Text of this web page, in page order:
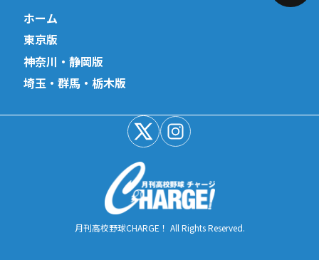
ホーム
東京版
神奈川・静岡版
埼玉・群馬・栃木版
月刊高校野球CHARGE！ All Rights Reserved.